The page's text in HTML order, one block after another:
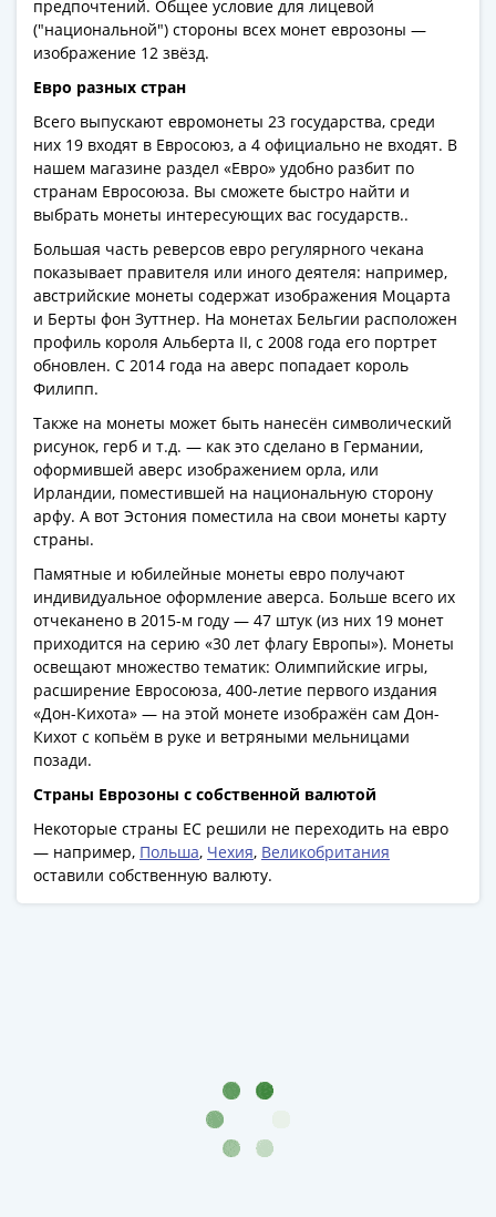
предпочтений. Общее условие для лицевой
("национальной") стороны всех монет еврозоны —
изображение 12 звёзд.
Евро разных стран
Всего выпускают евромонеты 23 государства, среди
них 19 входят в Евросоюз, а 4 официально не входят. В
нашем магазине раздел «Евро» удобно разбит по
странам Евросоюза. Вы сможете быстро найти и
выбрать монеты интересующих вас государств..
Большая часть реверсов евро регулярного чекана
показывает правителя или иного деятеля: например,
австрийские монеты содержат изображения Моцарта
и Берты фон Зуттнер. На монетах Бельгии расположен
профиль короля Альберта II, с 2008 года его портрет
обновлен. С 2014 года на аверс попадает король
Филипп.
Также на монеты может быть нанесён символический
рисунок, герб и т.д. — как это сделано в Германии,
оформившей аверс изображением орла, или
Ирландии, поместившей на национальную сторону
арфу. А вот Эстония поместила на свои монеты карту
страны.
Памятные и юбилейные монеты евро получают
индивидуальное оформление аверса. Больше всего их
отчеканено в 2015-м году — 47 штук (из них 19 монет
приходится на серию «30 лет флагу Европы»). Монеты
освещают множество тематик: Олимпийские игры,
расширение Евросоюза, 400-летие первого издания
«Дон-Кихота» — на этой монете изображён сам Дон-
Кихот с копьём в руке и ветряными мельницами
позади.
Страны Еврозоны с собственной валютой
Некоторые страны ЕС решили не переходить на евро
— например, Польша, Чехия, Великобритания
оставили собственную валюту.